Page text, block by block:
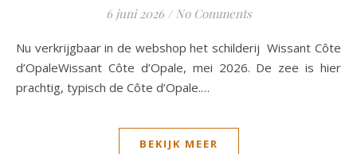
6 juni 2026 / No Comments
Nu verkrijgbaar in de webshop het schilderij Wissant Côte
d’OpaleWissant Côte d’Opale, mei 2026. De zee is hier
prachtig, typisch de Côte d’Opale.…
BEKIJK MEER